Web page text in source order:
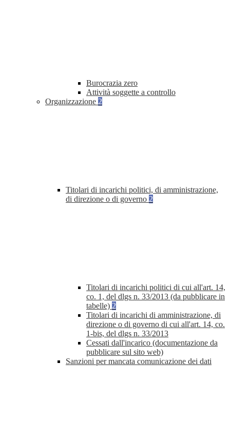
Burocrazia zero
Attività soggette a controllo
Organizzazione 2
Titolari di incarichi politici, di amministrazione,
di direzione o di governo 2
Titolari di incarichi politici di cui all'art. 14,
co. 1, del dlgs n. 33/2013 (da pubblicare in
tabelle) 2
Titolari di incarichi di amministrazione, di
direzione o di governo di cui all'art. 14, co.
1-bis, del dlgs n. 33/2013
Cessati dall'incarico (documentazione da
pubblicare sul sito web)
Sanzioni per mancata comunicazione dei dati